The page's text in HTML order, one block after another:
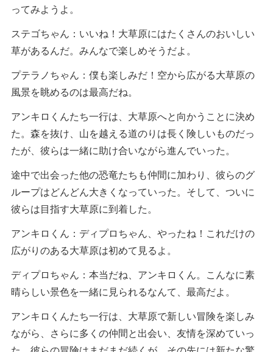
ってみようよ。
ステゴちゃん：いいね！大草原にはたくさんのおいしい
草があるんだ。みんなで楽しめそうだよ。
プテラノちゃん：僕も楽しみだ！空から広がる大草原の
風景を眺めるのは最高だね。
アンキロくんたち一行は、大草原へと向かうことに決め
た。森を抜け、山を越える道のりは長く険しいものだっ
たが、彼らは一緒に助け合いながら進んでいった。
途中で出会った他の恐竜たちも仲間に加わり、彼らのグ
ループはどんどん大きくなっていった。そして、ついに
彼らは目指す大草原に到着した。
アンキロくん：ディプロちゃん、やったね！これだけの
広がりのある大草原は初めて見るよ。
ディプロちゃん：本当だね、アンキロくん。こんなに素
晴らしい景色を一緒に見られるなんて、最高だよ。
アンキロくんたち一行は、大草原で新しい冒険を楽しみ
ながら、さらに多くの仲間と出会い、友情を深めていっ